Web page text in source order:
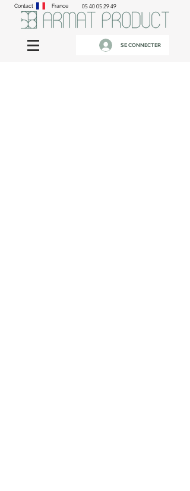
Contact France 05 40 05 29 49
SE CONNECTER